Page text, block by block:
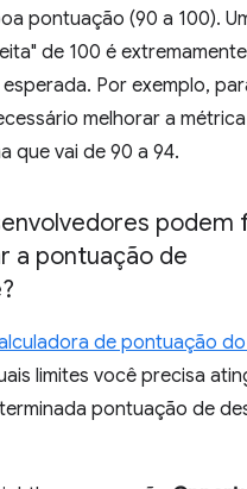
pontuação (90 a 100).
de 100 é
Por exemplo,
melhorar a
que vai de 90 a 94.
podem
a pontuação de
de pontuação
limites você precisa
pontuação de